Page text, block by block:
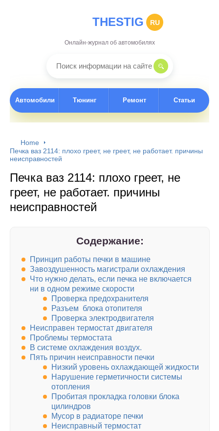
THESTIG RU
Онлайн-журнал об автомобилях
Автомобили Тюнинг Ремонт Статьи
Home
Печка ваз 2114: плохо греет, не греет, не работает. причины
неисправностей
Печка ваз 2114: плохо греет, не
греет, не работает. причины
неисправностей
Содержание:
Принцип работы печки в машине
Завоздушенность магистрали охлаждения
Что нужно делать, если печка не включается
ни в одном режиме скорости
Проверка предохранителя
Разъем блока отопителя
Проверка электродвигателя
Неисправен термостат двигателя
Проблемы термостата
В системе охлаждения воздух.
Пять причин неисправности печки
Низкий уровень охлаждающей жидкости
Нарушение герметичности системы
отопления
Пробитая прокладка головки блока
цилиндров
Мусор в радиаторе печки
Неисправный термостат